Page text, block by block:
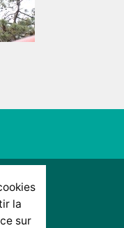
la
sur